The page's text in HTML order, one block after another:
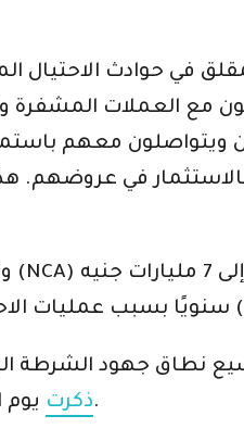
في حوادث الاحتيال
مع العملات المشفرة
معهم
بالاستثمار في
أن مواطني المملكة المتحدة قد يخسرون ما يصل إلى 7 مليارات جنيه
ذكرتيوم الاربعاء.